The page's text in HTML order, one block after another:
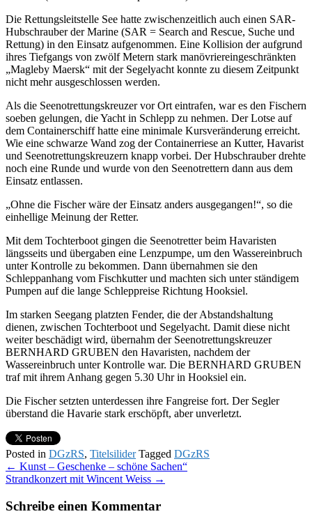
Die Rettungsleitstelle See hatte zwischenzeitlich auch einen SAR-
Hubschrauber der Marine (SAR = Search and Rescue, Suche und
Rettung) in den Einsatz aufgenommen. Eine Kollision der aufgrund
ihres Tiefgangs von zwölf Metern stark manövriereingeschränkten
„Magleby Maersk“ mit der Segelyacht konnte zu diesem Zeitpunkt
nicht mehr ausgeschlossen werden.
Als die Seenotrettungskreuzer vor Ort eintrafen, war es den Fischern
soeben gelungen, die Yacht in Schlepp zu nehmen. Der Lotse auf
dem Containerschiff hatte eine minimale Kursveränderung erreicht.
Wie eine schwarze Wand zog der Containerriese an Kutter, Havarist
und Seenotrettungskreuzern knapp vorbei. Der Hubschrauber drehte
noch eine Runde und wurde von den Seenotrettern dann aus dem
Einsatz entlassen.
„Ohne die Fischer wäre der Einsatz anders ausgegangen!“, so die
einhellige Meinung der Retter.
Mit dem Tochterboot gingen die Seenotretter beim Havaristen
längsseits und übergaben eine Lenzpumpe, um den Wassereinbruch
unter Kontrolle zu bekommen. Dann übernahmen sie den
Schleppanhang vom Fischkutter und machten sich unter ständigem
Pumpen auf die lange Schleppreise Richtung Hooksiel.
Im starken Seegang platzten Fender, die der Abstandshaltung
dienen, zwischen Tochterboot und Segelyacht. Damit diese nicht
weiter beschädigt wird, übernahm der Seenotrettungskreuzer
BERNHARD GRUBEN den Havaristen, nachdem der
Wassereinbruch unter Kontrolle war. Die BERNHARD GRUBEN
traf mit ihrem Anhang gegen 5.30 Uhr in Hooksiel ein.
Die Fischer setzten unterdessen ihre Fangreise fort. Der Segler
überstand die Havarie stark erschöpft, aber unverletzt.
Posted in DGzRS, TitelsiliderTagged DGzRS
Post
navigation
← Kunst – Geschenke – schöne Sachen“
Strandkonzert mit Wincent Weiss →
Schreibe einen Kommentar